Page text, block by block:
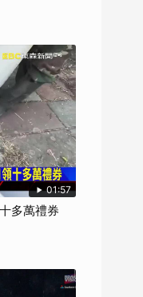
01:57
多萬禮券